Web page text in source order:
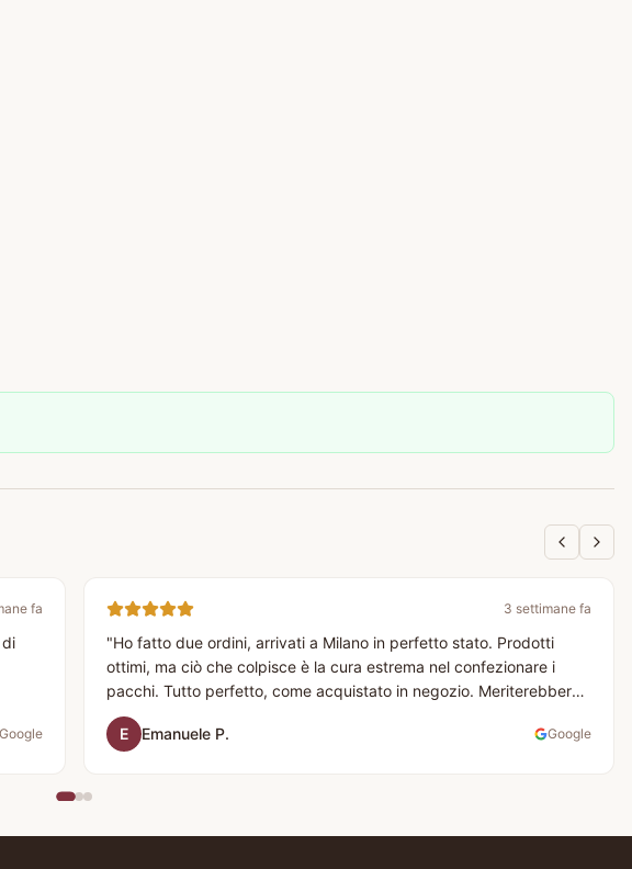
fa
Google
3 settimane fa
"Ho fatto due ordini, arrivati a Milano in perfetto stato. Prodotti
ottimi, ma ciò che colpisce è la cura estrema nel confezionare i
pacchi. Tutto perfetto, come acquistato in negozio. Meriterebbero
10 stelle!
E
Emanuele P. Google